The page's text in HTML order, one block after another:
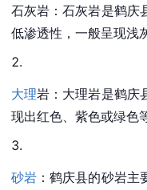
石灰岩：石灰岩是鹤庆
低渗透性 ，一般呈现
大理岩：大理岩是鹤庆
现出红色、紫色或绿色
砂岩 ：鹤庆县的砂岩